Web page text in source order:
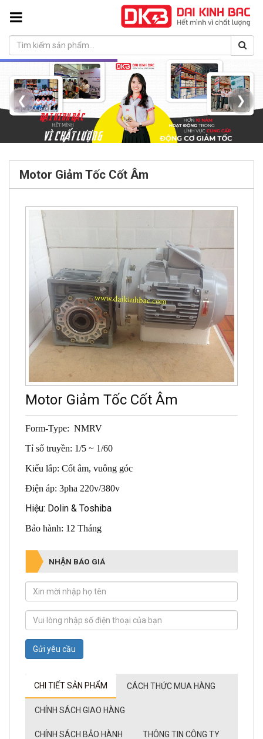
❮ ❯
Motor Giảm Tốc Cốt Âm
Motor Giảm Tốc Cốt Âm
Form-Type: NMRV
Tỉ số truyền: 1/5 ~ 1/60
Kiểu lắp: Cốt âm, vuông góc
Điện áp: 3pha 220v/380v
Hiệu: Dolin & Toshiba
Bảo hành: 12 Tháng
NHẬN BÁO GIÁ
Gửi yêu cầu
CHI TIẾT SẢN PHẨM CÁCH THỨC MUA HÀNG
CHÍNH SÁCH GIAO HÀNG
CHÍNH SÁCH BẢO HÀNH THÔNG TIN CÔNG TY